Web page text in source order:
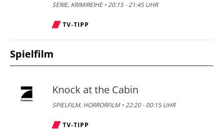
SERIE, KRIMIREIHE • 20:15 - 21:45 UHR
TV-TIPP
Spielfilm
Knock at the Cabin
SPIELFILM, HORRORFILM • 22:20 - 00:15 UHR
TV-TIPP